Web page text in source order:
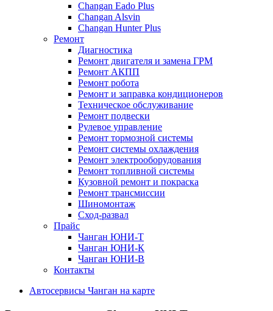
Changan Eado Plus
Changan Alsvin
Changan Hunter Plus
Ремонт
Диагностика
Ремонт двигателя и замена ГРМ
Ремонт АКПП
Ремонт робота
Ремонт и заправка кондиционеров
Техническое обслуживание
Ремонт подвески
Рулевое управление
Ремонт тормозной системы
Ремонт системы охлаждения
Ремонт электрооборудования
Ремонт топливной системы
Кузовной ремонт и покраска
Ремонт трансмиссии
Шиномонтаж
Сход-развал
Прайс
Чанган ЮНИ-Т
Чанган ЮНИ-К
Чанган ЮНИ-В
Контакты
Автосервисы Чанган на карте